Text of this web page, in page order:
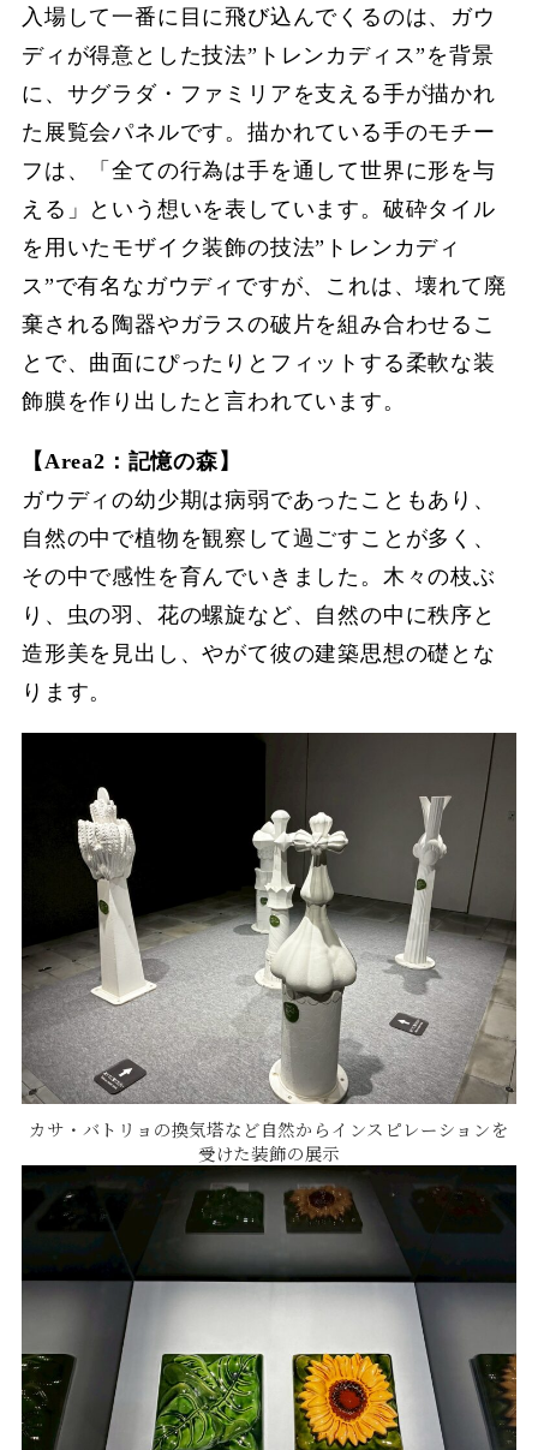
入場して一番に目に飛び込んでくるのは、ガウ
ディが得意とした技法”トレンカディス”を背景
に、サグラダ・ファミリアを支える手が描かれ
た展覧会パネルです。描かれている手のモチー
フは、「全ての行為は手を通して世界に形を与
える」という想いを表しています。破砕タイル
を用いたモザイク装飾の技法”トレンカディ
ス”で有名なガウディですが、これは、壊れて廃
棄される陶器やガラスの破片を組み合わせるこ
とで、曲面にぴったりとフィットする柔軟な装
飾膜を作り出したと言われています。
【Area2：記憶の森】
ガウディの幼少期は病弱であったこともあり、
自然の中で植物を観察して過ごすことが多く、
その中で感性を育んでいきました。木々の枝ぶ
り、虫の羽、花の螺旋など、自然の中に秩序と
造形美を見出し、やがて彼の建築思想の礎とな
ります。
カサ・バトリョの換気塔など自然からインスピレーションを
受けた装飾の展示